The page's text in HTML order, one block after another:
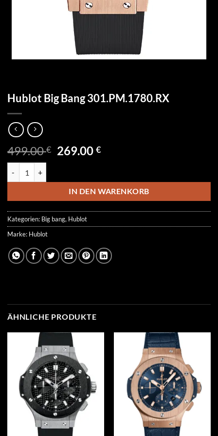
Hublot Big Bang 301.PM.1780.RX
499.00€ Ursprünglicher
499.00 €
269.00€Aktueller
269.00 €.
IN DEN WARENKORB
Kategorien: Big bang, Hublot
Marke: Hublot
ÄHNLICHE PRODUKTE